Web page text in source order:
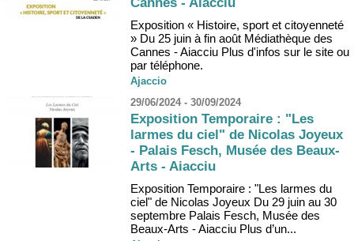
Exposition « Histoire, sport et citoyenneté
» Du 25 juin à fin août Médiathèque des
Cannes - Aiacciu Plus d'infos sur le site ou
par téléphone.
Ajaccio
29/06/2024 - 30/09/2024
Exposition Temporaire : "Les
larmes du ciel" de Nicolas Joyeux
- Palais Fesch, Musée des Beaux-
Arts - Aiacciu
Exposition Temporaire : "Les larmes du
ciel" de Nicolas Joyeux Du 29 juin au 30
septembre Palais Fesch, Musée des
Beaux-Arts - Aiacciu Plus d’un...